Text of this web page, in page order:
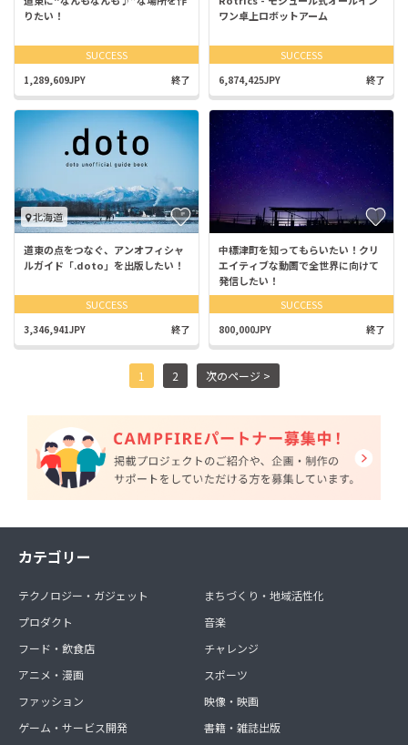
りたい！
SUCCESS
1,289,609JPY 終了
ワン卓上ロボットアーム
SUCCESS
6,874,425JPY 終了
北海道
道東の点をつなぐ、アンオフィシャ
ルガイド「.doto」を出版したい！
SUCCESS
3,346,941JPY 終了
中標津町を知ってもらいたい！クリ
エイティブな動画で全世界に向けて
発信したい！
SUCCESS
800,000JPY 終了
1 2 次のページ >
カテゴリー
テクノロジー・ガジェット
プロダクト
フード・飲食店
アニメ・漫画
ファッション
ゲーム・サービス開発
まちづくり・地域活性化
音楽
チャレンジ
スポーツ
映像・映画
書籍・雑誌出版